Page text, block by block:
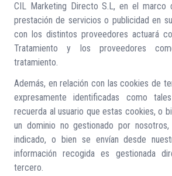
CIL Marketing Directo S.L, en el marco
prestación de servicios o publicidad en
con los distintos proveedores actuará
Tratamiento y los proveedores
tratamiento.
Además, en relación con las cookies de
expresamente identificadas como
recuerda al usuario que estas cookies, o
un dominio no gestionado por
indicado, o bien se envían desde
información recogida es gestionada
tercero.